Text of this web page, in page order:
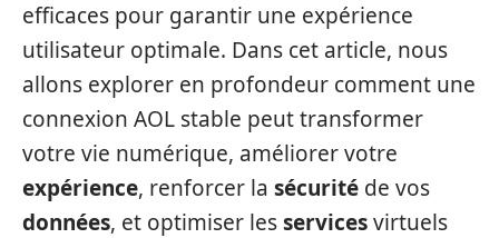
efficaces pour garantir une expérience
utilisateur optimale. Dans cet article, nous
allons explorer en profondeur comment une
connexion AOL stable peut transformer
votre vie numérique, améliorer votre
expérience, renforcer la sécurité de vos
données, et optimiser lesservicesvirtuels